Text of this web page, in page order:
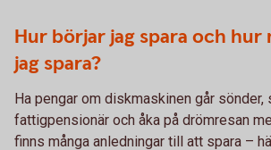
Hur börjar jag spara och hur
jag spara?
Ha pengar om diskmaskinen går sönder,
fattigpensionär och åka på drömresan
finns många anledningar till att spara –